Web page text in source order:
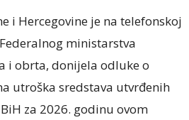
i Hercegovine je na telefonskoj
ministarstva
i obrta, donijela odluke o
utroška sredstava utvrđenih
za 2026. godinu ovom